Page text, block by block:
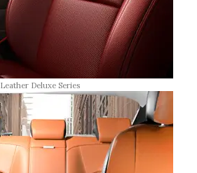
Leather Deluxe Series